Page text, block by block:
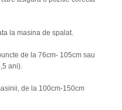
la masina de spalat.
de la 76cm- 105cm sau
ani).
de la 100cm-150cm